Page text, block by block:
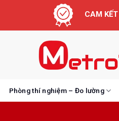
CAM
Phòng thí nghiệm – Đo lường